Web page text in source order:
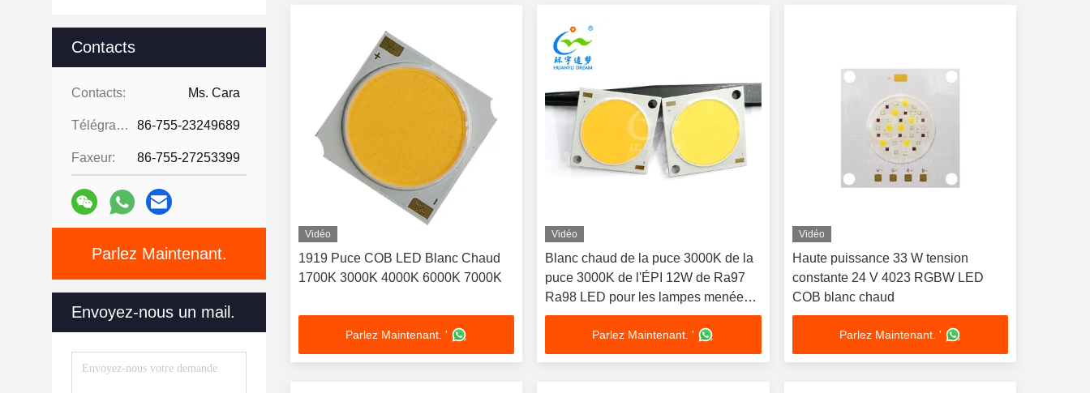
Contacts
Contacts: Ms. Cara
Télégramme: 86-755-23249689
Faxeur: 86-755-27253399
Parlez Maintenant.
Envoyez-nous un mail.
Vidéo
1919 Puce COB LED Blanc Chaud
1700K 3000K 4000K 6000K 7000K
Parlez Maintenant. '
Vidéo
Blanc chaud de la puce 3000K de la
puce 3000K de l'ÉPI 12W de Ra97
Ra98 LED pour les lampes menées
par cri élevé
Parlez Maintenant. '
Vidéo
Haute puissance 33 W tension
constante 24 V 4023 RGBW LED
COB blanc chaud
Parlez Maintenant. '